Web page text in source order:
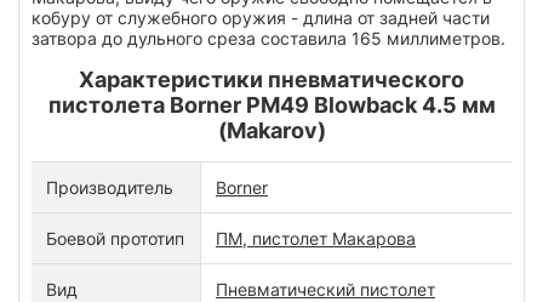
кобуру от служебного оружия - длина от задней части
затвора до дульного среза составила 165 миллиметров.
Характеристики пневматического
пистолета Borner PM49 Blowback 4.5 мм
(Makarov)
Производитель Borner
Боевой прототип ПМ, пистолет Макарова
Вид Пневматический пистолет